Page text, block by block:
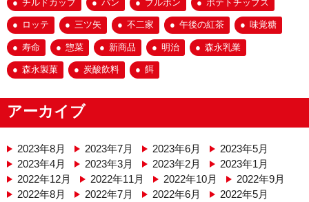
チルドカップ パン ブルボン ポテトチップス
ロッテ 三ツ矢 不二家 午後の紅茶 味覚糖
寿命 惣菜 新商品 明治 森永乳業
森永製菓 炭酸飲料 餌
アーカイブ
2023年8月 2023年7月 2023年6月
2023年5月
2023年4月
2023年3月 2023年2月
2023年1月
2022年12月
2022年11月 2022年10月
2022年9月
2022年8月
2022年7月 2022年6月
2022年5月